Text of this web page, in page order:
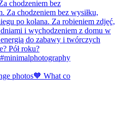
chodzeniem bez
photos🧡 What co